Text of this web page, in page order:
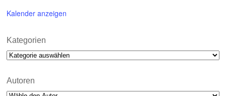
Kalender anzeigen
Kategorien
Kategorien
Autoren